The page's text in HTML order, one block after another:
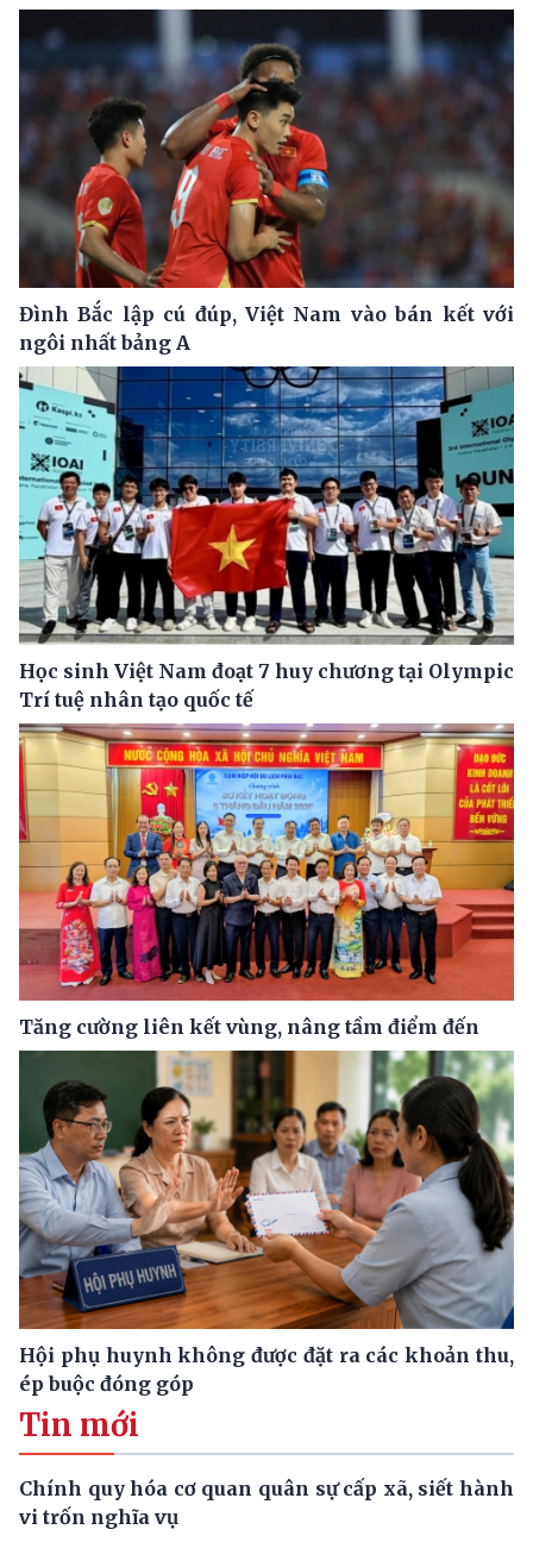
Đình Bắc lập cú đúp, Việt Nam vào bán kết với
ngôi nhất bảng A
Học sinh Việt Nam đoạt 7 huy chương tại Olympic
Trí tuệ nhân tạo quốc tế
Tăng cường liên kết vùng, nâng tầm điểm đến
Hội phụ huynh không được đặt ra các khoản thu,
ép buộc đóng góp
Tin mới
Chính quy hóa cơ quan quân sự cấp xã, siết hành
vi trốn nghĩa vụ